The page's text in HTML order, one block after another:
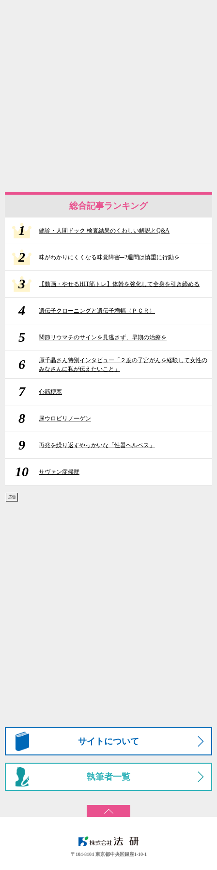
総合記事ランキング
1 健診・人間ドック 検査結果のくわしい解説とQ&A
2 味がわかりにくくなる味覚障害─2週間は慎重に行動を
3 【動画・やせるHIT筋トレ】体幹を強化して全身を引き締める
4 遺伝子クローニングと遺伝子増幅（ＰＣＲ）
5 関節リウマチのサインを見逃さず、早期の治療を
6
原千晶さん特別インタビュー「２度の子宮がんを経験して女性の
みなさんに私が伝えたいこと」
7 心筋梗塞
8 尿ウロビリノーゲン
9 再発を繰り返すやっかいな「性器ヘルペス」
10 サヴァン症候群
広告
サイトについて
執筆者一覧
〒104-8104 東京都中央区銀座1-10-1